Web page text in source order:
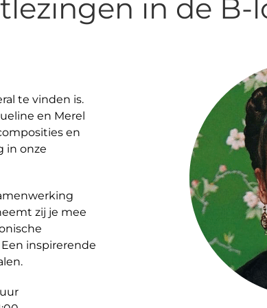
in de B-
te vinden is.
en Merel
en
in onze
zij je mee
inspirerende